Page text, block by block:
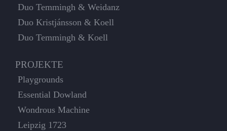
Duo Temmingh & Weidanz
Duo Kristjánsson & Koell
Duo Temmingh & Koell
PROJEKTE
Playgrounds
Essential Dowland
Wondrous Machine
Leipzig 1723